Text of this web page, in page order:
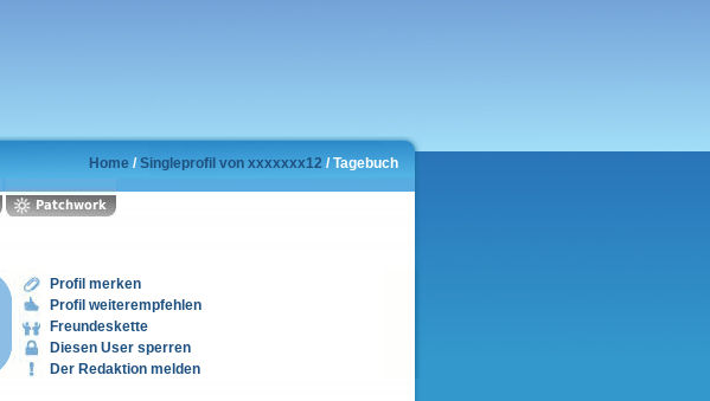
Home / Singleprofil von xxxxxxx12 / Tagebuch
Profil merken
Profil weiterempfehlen
Freundeskette
Diesen User sperren
Der Redaktion melden